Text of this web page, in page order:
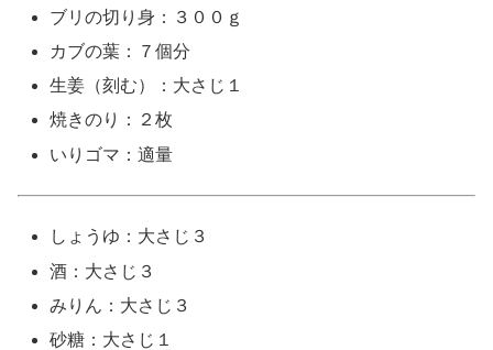
ブリの切り身：３００ｇ
カブの葉：７個分
生姜（刻む）：大さじ１
焼きのり：２枚
いりゴマ：適量
しょうゆ：大さじ３
酒：大さじ３
みりん：大さじ３
砂糖：大さじ１